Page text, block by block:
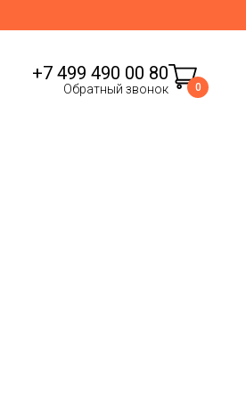
+7 499 490 00 80
Обратный звонок 0